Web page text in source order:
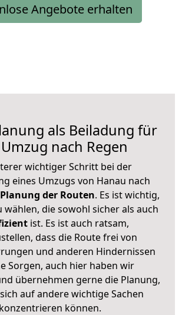
Angebote erhalten
als Beiladung für
nach Regen
wichtiger Schritt bei der
eines Umzugs von Hanau nach
Planung der Routen. Es ist wichtig,
wählen, die sowohl sicher als auch
ist. Es ist auch ratsam,
dass die Route frei von
und anderen Hindernissen
Sorgen, auch hier haben wir
übernehmen gerne die Planung,
auf andere wichtige Sachen
konzentrieren können.